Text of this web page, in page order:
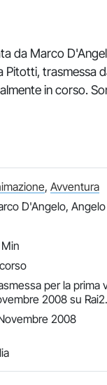
da Marco
Pitotti, trasmessa
in corso.
, Avventura
D'Angelo,
per la prima
2008 su Rai2.
2008